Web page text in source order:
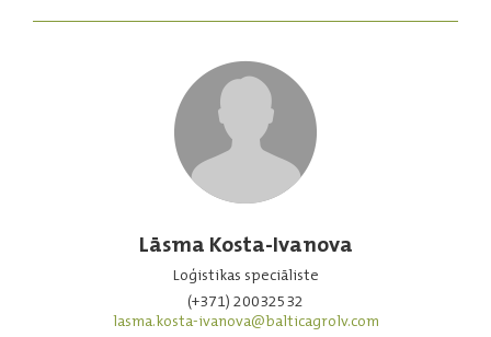
Lāsma Kosta-Ivanova
Loģistikas speciāliste
(+371) 20032532
lasma.kosta-ivanova@balticagrolv.com